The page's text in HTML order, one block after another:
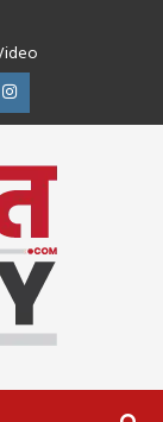
Instagram